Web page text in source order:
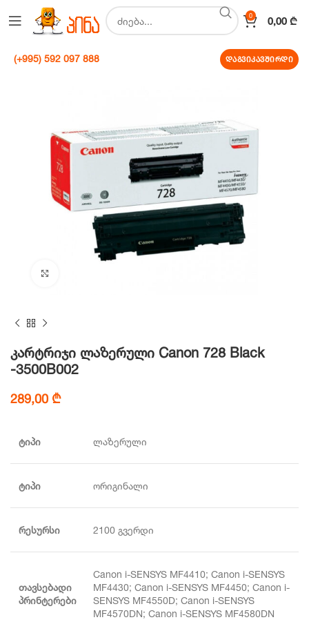
0 0,00 ₾
(+995) 592 097 888 დაგვიკავშირდი
კარტრიჯი ლაზერული Canon 728 Black
-3500B002
289,00 ₾
ტიპი ლაზერული
ტიპი ორიგინალი
რესურსი 2100 გვერდი
თავსებადი
პრინტერები
Canon i-SENSYS MF4410; Canon i-SENSYS
MF4430; Canon i-SENSYS MF4450; Canon i-
SENSYS MF4550D; Canon i-SENSYS
MF4570DN; Canon i-SENSYS MF4580DN